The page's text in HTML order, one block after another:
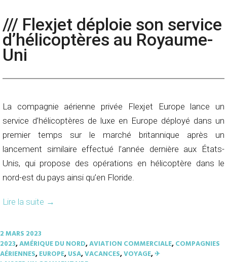
/// Flexjet déploie son service
d’hélicoptères au Royaume-
Uni
La compagnie aérienne privée Flexjet Europe lance un
service d’hélicoptères de luxe en Europe déployé dans un
premier temps sur le marché britannique après un
lancement similaire effectué l’année dernière aux États-
Unis, qui propose des opérations en hélicoptère dans le
nord-est du pays ainsi qu’en Floride.
Lire la suite →
2 MARS 2023
2023,AMÉRIQUE DU NORD,AVIATION COMMERCIALE,COMPAGNIES
AÉRIENNES,EUROPE,USA,VACANCES,VOYAGE,✈︎